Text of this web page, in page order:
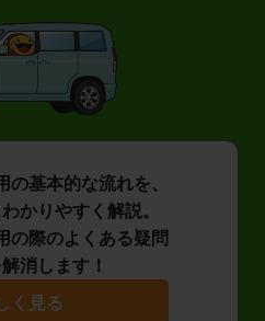
の基本的な流れを、
かりやすく解説。
の際のよくある疑問
消します！
く見る